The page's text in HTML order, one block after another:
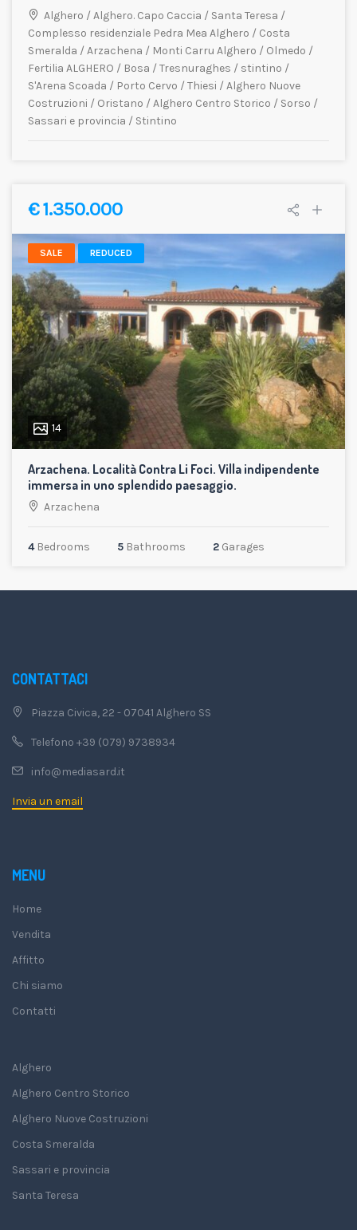
Alghero / Alghero. Capo Caccia / Santa Teresa /
Complesso residenziale Pedra Mea Alghero / Costa
Smeralda / Arzachena / Monti Carru Alghero / Olmedo /
Fertilia ALGHERO / Bosa / Tresnuraghes / stintino /
S'Arena Scoada / Porto Cervo / Thiesi / Alghero Nuove
Costruzioni / Oristano / Alghero Centro Storico / Sorso /
Sassari e provincia / Stintino
€ 1.350.000
SALE REDUCED
14
Arzachena. Località Contra Li Foci. Villa indipendente
immersa in uno splendido paesaggio.
Arzachena
4Bedrooms 5 Bathrooms 2 Garages
CONTATTACI
Piazza Civica, 22 - 07041 Alghero SS
Telefono +39 (079) 9738934
info@mediasard.it
Invia un email
MENU
Home
Vendita
Affitto
Chi siamo
Contatti
Alghero
Alghero Centro Storico
Alghero Nuove Costruzioni
Costa Smeralda
Sassari e provincia
Santa Teresa